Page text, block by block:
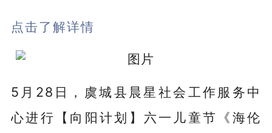
点击了解详情
5月28 日 ，虞城县晨星社会工作服务中
心进行【向阳计划】六一儿童节《海伦